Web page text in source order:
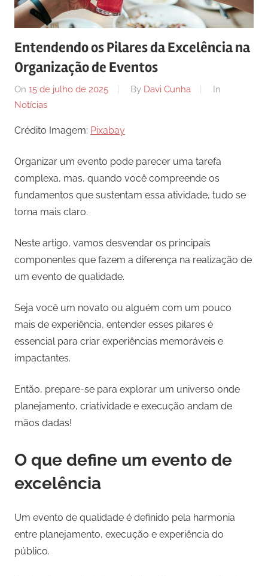
comunicação
ativos
com
os
seus
vários
púbicos.
Entendendo os Pilares da Excelência na
Organização de Eventos
On 15 de julho de 2025 By Davi Cunha
In
Notícias
Crédito Imagem: Pixabay
Organizar um evento pode parecer uma tarefa
complexa, mas, quando você compreende os
fundamentos que sustentam essa atividade, tudo se
torna mais claro.
Neste artigo, vamos desvendar os principais
componentes que fazem a diferença na realização de
um evento de qualidade.
Seja você um novato ou alguém com um pouco
mais de experiência, entender esses pilares é
essencial para criar experiências memoráveis e
impactantes.
Então, prepare-se para explorar um universo onde
planejamento, criatividade e execução andam de
mãos dadas!
O que define um evento de
excelência
Um evento de qualidade é definido pela harmonia
entre planejamento, execução e experiência do
público.